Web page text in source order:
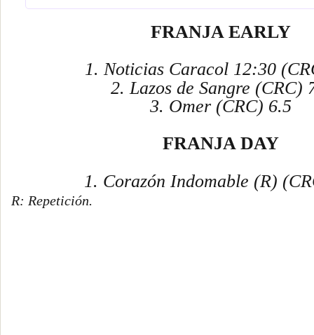
FRANJA EARLY
1. Noticias Caracol 12:30
2. Lazos de Sangre (CRC)
3. Omer (CRC) 6.5
FRANJA DAY
1. Corazón Indomable (R)
R: Repetición.